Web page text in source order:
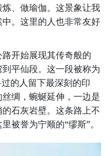
、做瑜伽。这景象让我
。这里的人也非常友好
开始展现其传奇般的
平仙段。这一段被称为
的人留下最深刻的印
绸，蜿蜒延伸，一边是
石灰岩壁。这条路上不
被誉为宁顺的“缪斯”。